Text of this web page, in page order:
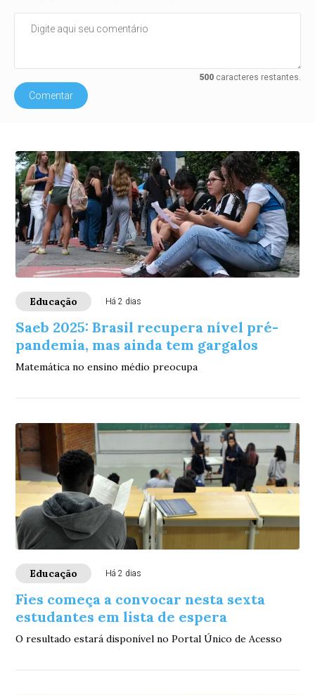
500caracteres restantes.
Comentar
Educação Há 2 dias
Saeb 2025: Brasil recupera nível pré-
pandemia, mas ainda tem gargalos
Matemática no ensino médio preocupa
Educação Há 2 dias
Fies começa a convocar nesta sexta
estudantes em lista de espera
O resultado estará disponível no Portal Único de Acesso